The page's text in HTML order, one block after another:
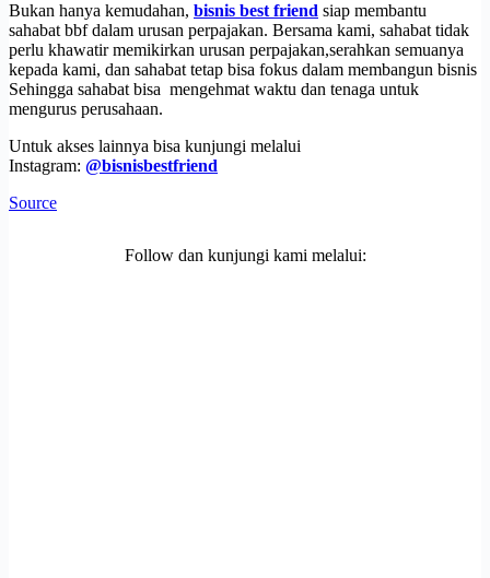
Bukan hanya kemudahan, bisnis best friend siap membantu
sahabat bbf dalam urusan perpajakan. Bersama kami, sahabat tidak
perlu khawatir memikirkan urusan perpajakan,serahkan semuanya
kepada kami, dan sahabat tetap bisa fokus dalam membangun bisnis
Sehingga sahabat bisa mengehmat waktu dan tenaga untuk
mengurus perusahaan.
Untuk akses lainnya bisa kunjungi melalui
Instagram: @bisnisbestfriend
Source
Follow dan kunjungi kami melalui: